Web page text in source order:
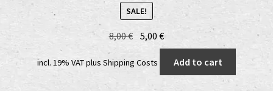
SALE!
8,00€ Original
was:
5,00€Current
price
incl. 19% VATplus Shipping Costs Add to cart